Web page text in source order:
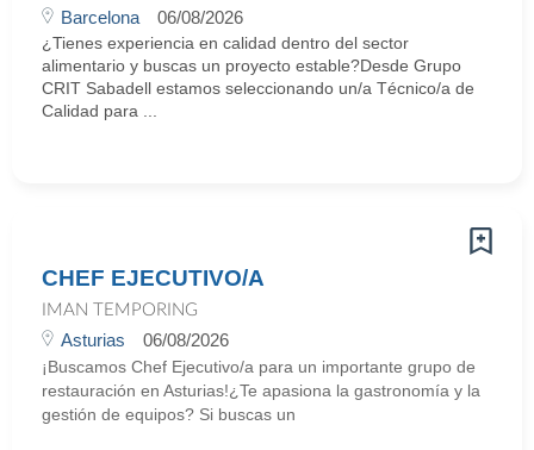
Barcelona 06/08/2026
¿Tienes experiencia en calidad dentro del sector
alimentario y buscas un proyecto estable?Desde Grupo
CRIT Sabadell estamos seleccionando un/a Técnico/a de
Calidad para ...
CHEF EJECUTIVO/A
IMAN TEMPORING
Asturias 06/08/2026
¡Buscamos Chef Ejecutivo/a para un importante grupo de
restauración en Asturias!¿Te apasiona la gastronomía y la
gestión de equipos? Si buscas un